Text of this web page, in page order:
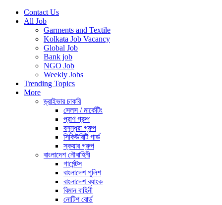
Contact Us
All Job
Garments and Textile
Kolkata Job Vacancy
Global Job
Bank job
NGO Job
Weekly Jobs
Trending Topics
More
ড্রাইভার চাকরি
সেলস / মার্কেটিং
প্রাণ গ্রুপ
বসুন্ধরা গ্রুপ
সিকিউরিটি গার্ড
স্কয়ার গ্রুপ
বাংলাদেশ নৌবাহিনী
গার্মেন্টস
বাংলাদেশ পুলিশ
বাংলাদেশ ব্যাংক
বিমান বাহিনী
নোটিশ বোর্ড